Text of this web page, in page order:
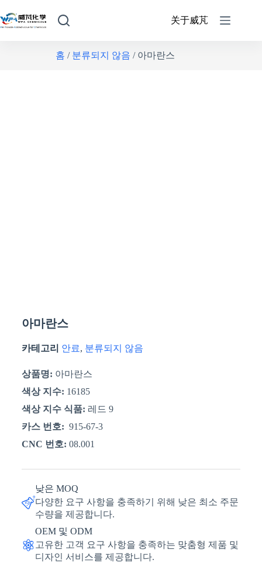
关于威芃
홈 / 분류되지 않음 / 아마란스
아마란스
카테고리 안료, 분류되지 않음
상품명: 아마란스
색상 지수: 16185
색상 지수 식품: 레드 9
카스 번호: 915-67-3
CNC 번호: 08.001
낮은 MOQ
다양한 요구 사항을 충족하기 위해 낮은 최소 주문
수량을 제공합니다.
OEM 및 ODM
고유한 고객 요구 사항을 충족하는 맞춤형 제품 및
디자인 서비스를 제공합니다.